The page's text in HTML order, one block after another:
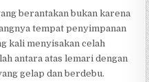
berantakan bukan karena
tempat penyimpanan
kali menyisakan celah
antara atas lemari dengan
gelap dan berdebu.